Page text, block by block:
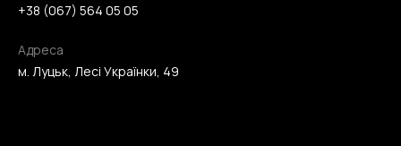
+38 (067) 564 05 05
Адреса
м. Луцьк, Лесі Українки, 49